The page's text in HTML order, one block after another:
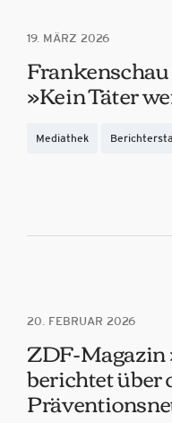
»Kein Täter
19. MÄRZ 2026
Mediathek
ZDF-Magazin
berichtet über
20. FEBRUAR 2026